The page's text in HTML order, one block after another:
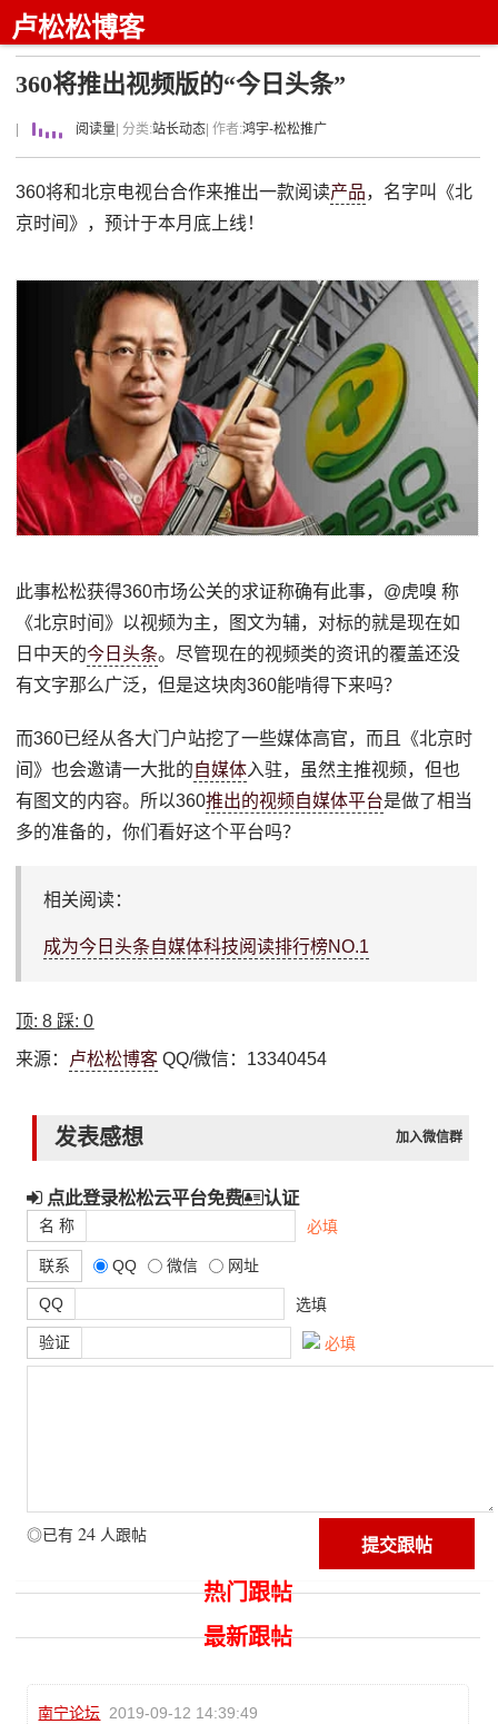
卢松松博客
360将推出视频版的“今日头条”
阅读量 | 分类:站长动态 | 作者:鸿宇-松松推广
360将和北京电视台合作来推出一款阅读产品，名字叫《北
京时间》，预计于本月底上线！
此事松松获得360市场公关的求证称确有此事，@虎嗅 称
《北京时间》以视频为主，图文为辅，对标的就是现在如
日中天的今日头条。尽管现在的视频类的资讯的覆盖还没
有文字那么广泛，但是这块肉360能啃得下来吗？
而360已经从各大门户站挖了一些媒体高官，而且《北京时
间》也会邀请一大批的自媒体入驻，虽然主推视频，但也
有图文的内容。所以360推出的视频自媒体平台是做了相当
多的准备的，你们看好这个平台吗？
相关阅读：
成为今日头条自媒体科技阅读排行榜NO.1
顶:8 踩:0
来源： 卢松松博客 QQ/微信：13340454
发表感想 加入微信群
点此登录松松云平台免费 认证
名 称 必填
联系 QQ 微信 网址
QQ 选填
验证 必填
◎已有 24 人跟帖
热门跟帖
最新跟帖
南宁论坛 2019-09-12 14:39:49